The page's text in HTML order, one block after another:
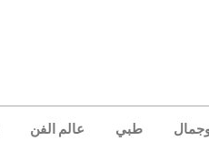
طبي عالم الفن